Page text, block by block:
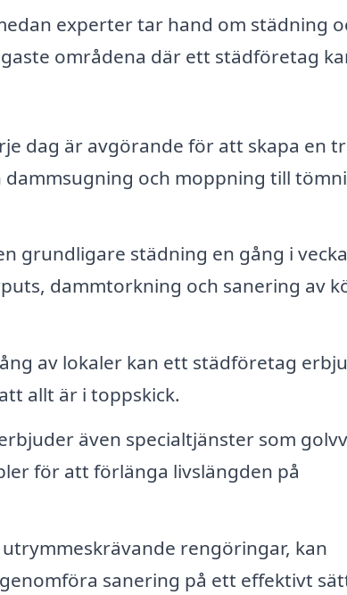
experter tar hand om städning
områdena där ett städföretag
dag är avgörande för att skapa en
och moppning till
grundligare städning en gång i
dammtorkning och sanering av
av lokaler kan ett städföretag
allt är i toppskick.
även specialtjänster som
för att förlänga livslängden på
rengöringar, kan
sanering på ett effektivt